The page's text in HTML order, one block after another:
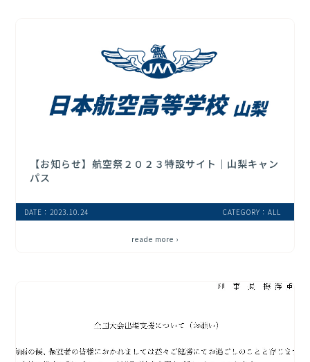
【お知らせ】航空祭２０２３特設サイト｜山梨キャン
パス
DATE：2023.10.24 CATEGORY：ALL
reade more ›